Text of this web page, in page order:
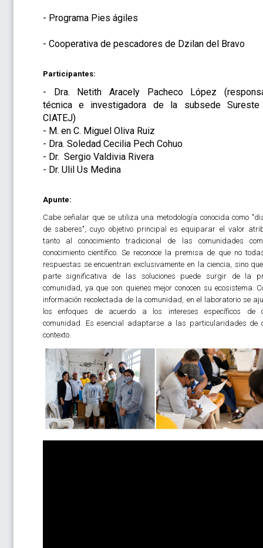
- Programa Pies ágiles
- Cooperativa de pescadores de Dzilan del Bravo
Participantes:
- Dra. Netith Aracely Pacheco López
técnica e investigadora de la subsede
CIATEJ)
- M. en C. Miguel Oliva Ruiz
- Dra. Soledad Cecilia Pech Cohuo
- Dr. Sergio Valdivia Rivera
- Dr. Ulil Us Medina
Apunte:
Cabe señalar que se utiliza una metodología conocida como
de saberes", cuyo objetivo principal es equiparar el valor
tanto al conocimiento tradicional de las comunidades
conocimiento científico. Se reconoce la premisa de que no
respuestas se encuentran exclusivamente en la ciencia, sino
parte significativa de las soluciones puede surgir de la
comunidad, ya que son quienes mejor conocen su ecosistema.
información recolectada de la comunidad, en el laboratorio se
los enfoques de acuerdo a los intereses específicos de
comunidad. Es esencial adaptarse a las particularidades de
contexto.